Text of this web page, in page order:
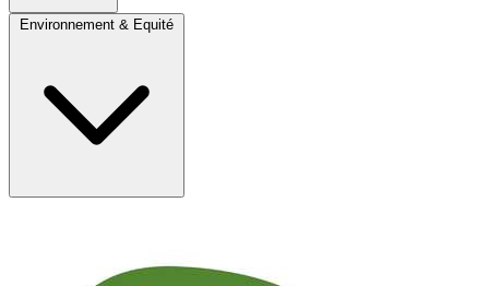
Environnement & Equité